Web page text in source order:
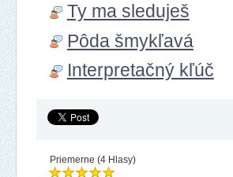
Ty ma sleduješ
Pôda šmykľavá
Interpretačný kľúč
Priemerne (4 Hlasy)